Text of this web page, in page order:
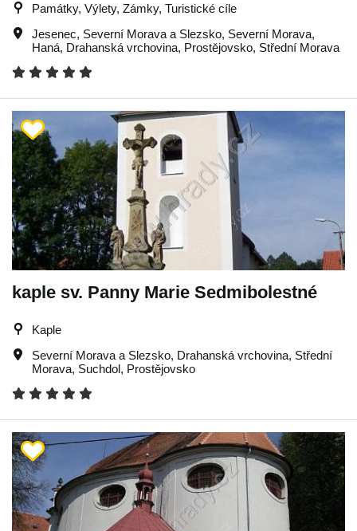
Památky, Výlety, Zámky, Turistické cíle
Jesenec, Severní Morava a Slezsko, Severní Morava,
Haná, Drahanská vrchovina, Prostějovsko, Střední Morava
kaple sv. Panny Marie Sedmibolestné
Kaple
Severní Morava a Slezsko, Drahanská vrchovina, Střední
Morava, Suchdol, Prostějovsko